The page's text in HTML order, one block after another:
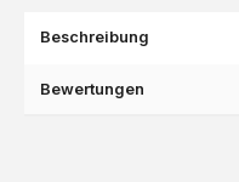
Beschreibung
Bewertungen